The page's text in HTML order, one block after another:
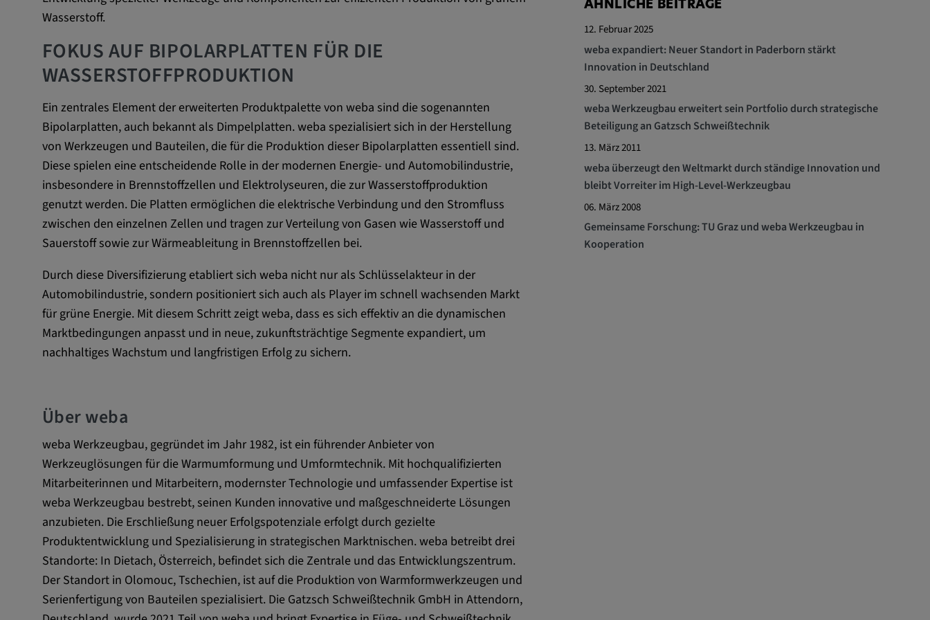
Wasserstoff.
FOKUS AUF BIPOLARPLATTEN FÜR DIE
WASSERSTOFFPRODUKTION
Ein zentrales Element der erweiterten Produktpalette von weba sind die sogenannten
Bipolarplatten, auch bekannt als Dimpelplatten. weba spezialisiert sich in der Herstellung
von Werkzeugen und Bauteilen, die für die Produktion dieser Bipolarplatten essentiell sind.
Diese spielen eine entscheidende Rolle in der modernen Energie- und Automobilindustrie,
insbesondere in Brennstoffzellen und Elektrolyseuren, die zur Wasserstoffproduktion
genutzt werden. Die Platten ermöglichen die elektrische Verbindung und den Stromfluss
zwischen den einzelnen Zellen und tragen zur Verteilung von Gasen wie Wasserstoff und
Sauerstoff sowie zur Wärmeableitung in Brennstoffzellen bei.
Durch diese Diversifizierung etabliert sich weba nicht nur als Schlüsselakteur in der
Automobilindustrie, sondern positioniert sich auch als Player im schnell wachsenden Markt
für grüne Energie. Mit diesem Schritt zeigt weba, dass es sich effektiv an die dynamischen
Marktbedingungen anpasst und in neue, zukunftsträchtige Segmente expandiert, um
nachhaltiges Wachstum und langfristigen Erfolg zu sichern.
Über weba
weba Werkzeugbau, gegründet im Jahr 1982, ist ein führender Anbieter von
Werkzeuglösungen für die Warmumformung und Umformtechnik. Mit hochqualifizierten
Mitarbeiterinnen und Mitarbeitern, modernster Technologie und umfassender Expertise ist
weba Werkzeugbau bestrebt, seinen Kunden innovative und maßgeschneiderte Lösungen
anzubieten. Die Erschließung neuer Erfolgspotenziale erfolgt durch gezielte
Produktentwicklung und Spezialisierung in strategischen Marktnischen. weba betreibt drei
Standorte: In Dietach, Österreich, befindet sich die Zentrale und das Entwicklungszentrum.
Der Standort in Olomouc, Tschechien, ist auf die Produktion von Warmformwerkzeugen und
Serienfertigung von Bauteilen spezialisiert. Die Gatzsch Schweißtechnik GmbH in Attendorn,
ÄHNLICHE BEITRÄGE
12. Februar 2025
weba expandiert: Neuer Standort in Paderborn stärkt
Innovation in Deutschland
30. September 2021
weba Werkzeugbau erweitert sein Portfolio durch strategische
Beteiligung an Gatzsch Schweißtechnik
13. März 2011
weba überzeugt den Weltmarkt durch ständige Innovation und
bleibt Vorreiter im High-Level-Werkzeugbau
06. März 2008
Gemeinsame Forschung: TU Graz und weba Werkzeugbau in
Kooperation
Externe Medien
Notwendig, um Inhalte von externen Medien-Plattformen
anzuzeigen.
Google Maps
Name: DV, SOCS, NID, AEC, CONSENT, OGPC
Anbieter: google.com
Mit diesen Cookie werden die Präferenzen
und sonstige Informationen des Nutzers
Cookie Laufzeit: 3 Tage
Name:
VISITOR_INFO1_LIVE, YSC, CONSENT,
yt.innertube::nextId, yt.innertube::requests, yt-
remote-cast-installed, yt-remote-connected-
devices, yt-remote-device-id, yt-remote-fast-
1P_JAR, DSID, APISID, HSID, SSID, SID,
SAPISID, SIDCC, yt-player-headers-
ytidb::LAST_RESULT_ENTRY_KEY, yt-
player-lv, yt-player-bandaid-host, yt-player-
bandwidth
Anbieter: youtube.com, google.com, doubleclick.net
Zweck:
VISITOR_INFO1_LIVE wird genutzt, um
Probleme mit dem Dienst zu erkennen und zu
beheben. YSC wird von YouTube verwendet,